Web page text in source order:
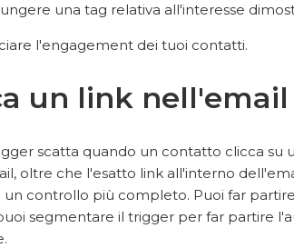
una tag relativa all'interesse
l'engagement dei tuoi contatti.
un link nell'email
scatta quando un contatto clicca su
oltre che l'esatto link all'interno
un controllo più completo. Puoi far
segmentare il trigger per far partire